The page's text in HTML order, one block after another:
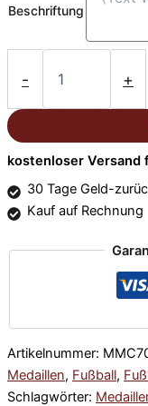
Beschriftung
-
Torwartmedaillen
Menge
+
kostenloser
30 Tage Geld-
Kauf auf Rechnung
Artikelnummer:
Medaillen, Fußball,
Schlagwörter: